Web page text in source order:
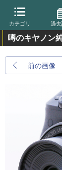
カテゴリ 過
噂のキヤノン
前の画像